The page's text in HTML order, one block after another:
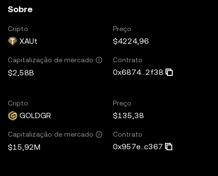
Sobre
Cripto
XAUt
Preço
$4224,96
Capitalização de mercado
$2,58B
Contrato
0x6874...2f38
Cripto
GOLDGR
Preço
$135,38
Capitalização de mercado
$15,92M
Contrato
0x957e...c367